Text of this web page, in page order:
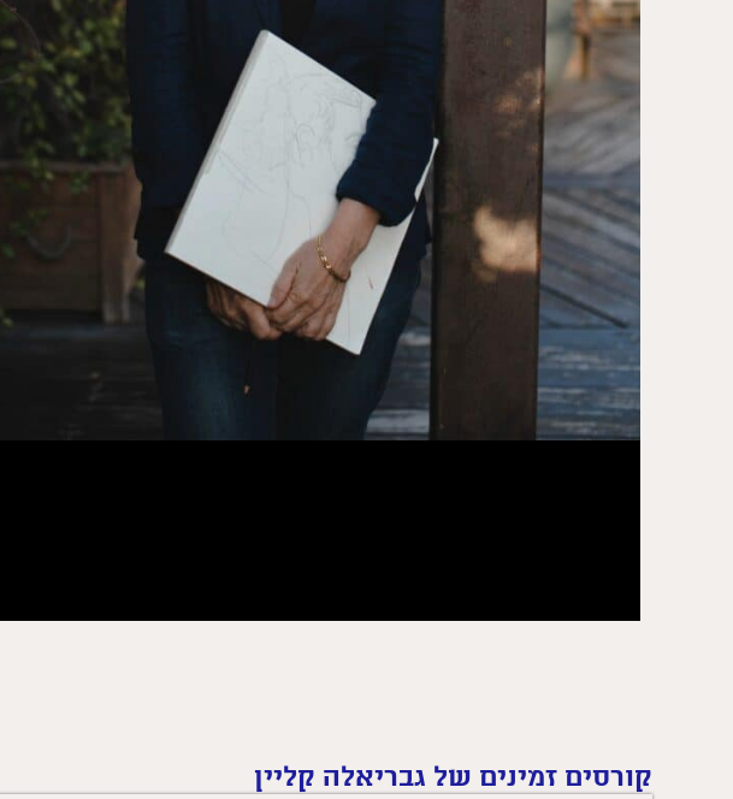
קורסים זמינים של גבריאלה קליין